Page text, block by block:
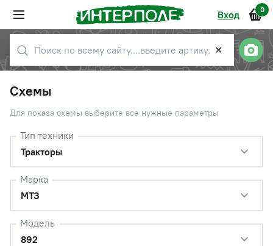
Вход 0
✕
Схемы
Для показа схемы выберите все нужные параметры
Тип техники
Тракторы
Марка
МТЗ
Модель
892